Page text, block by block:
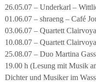
26.05.07 – Underkarl –
01.06.07 – shraeng – Café
03.06.07 – Quartett
10.08.07 – Quartett
25.08.07 – Duo Martina
19.00 h (Lesung mit Musik
Dichter und Musiker im